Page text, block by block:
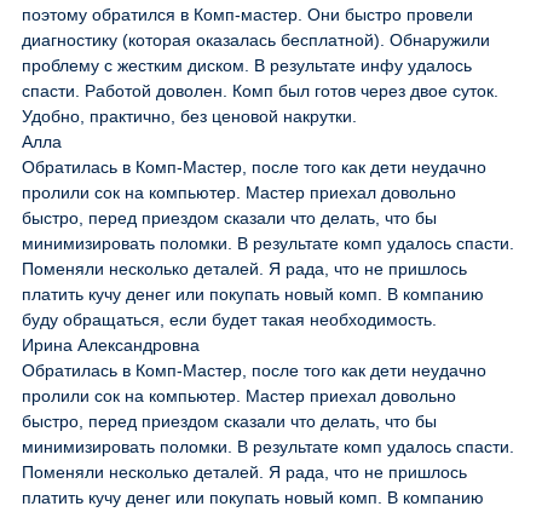
поэтому обратился в Комп-мастер. Они быстро провели
диагностику (которая оказалась бесплатной). Обнаружили
проблему с жестким диском. В результате инфу удалось
спасти. Работой доволен. Комп был готов через двое суток.
Удобно, практично, без ценовой накрутки.
Алла
Обратилась в Комп-Мастер, после того как дети неудачно
пролили сок на компьютер. Мастер приехал довольно
быстро, перед приездом сказали что делать, что бы
минимизировать поломки. В результате комп удалось спасти.
Поменяли несколько деталей. Я рада, что не пришлось
платить кучу денег или покупать новый комп. В компанию
буду обращаться, если будет такая необходимость.
Ирина Александровна
Обратилась в Комп-Мастер, после того как дети неудачно
пролили сок на компьютер. Мастер приехал довольно
быстро, перед приездом сказали что делать, что бы
минимизировать поломки. В результате комп удалось спасти.
Поменяли несколько деталей. Я рада, что не пришлось
платить кучу денег или покупать новый комп. В компанию